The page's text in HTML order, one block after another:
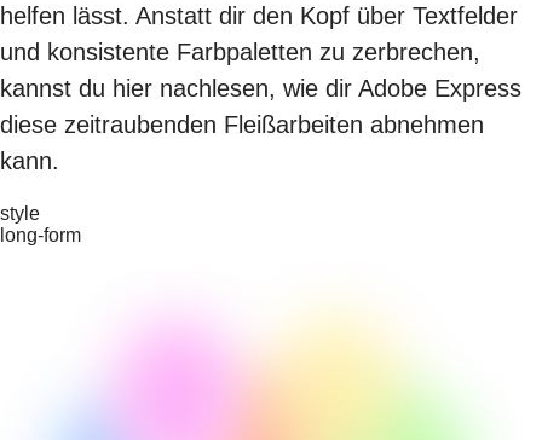
helfen lässt. Anstatt dir den Kopf über Textfelder
und konsistente Farbpaletten zu zerbrechen,
kannst du hier nachlesen, wie dir Adobe Express
diese zeitraubenden Fleißarbeiten abnehmen
kann.
style
long-form